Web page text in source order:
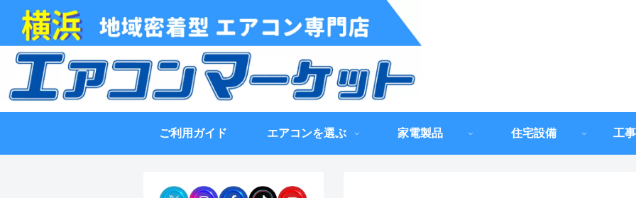
ご利用ガイド エアコンを選ぶ 家電製品 住宅設備 工